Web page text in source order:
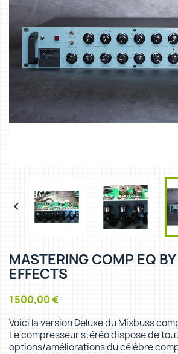

MASTERING COMP EQ
EFFECTS
1 500,00 €
Voici la version Deluxe du Mixbuss
Le compresseur stéréo dispose de
options/améliorations du célèbre